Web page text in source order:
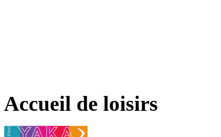
Accueil de loisirs